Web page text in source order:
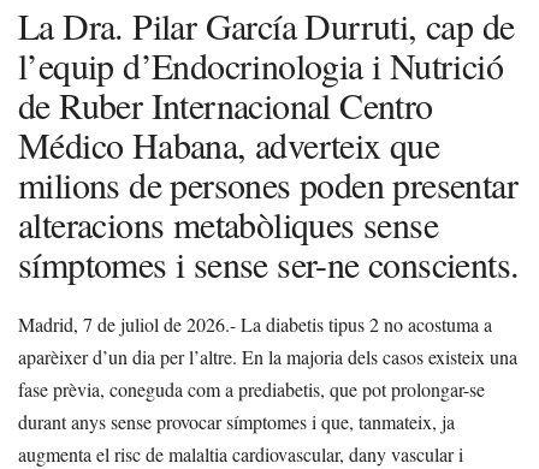
La Dra. Pilar García Durruti, cap de
l’equip d’Endocrinologia i Nutrició
de Ruber Internacional Centro
Médico Habana, adverteix que
milions de persones poden presentar
alteracions metabòliques sense
símptomes i sense ser-ne conscients.
Madrid, 7 de juliol de 2026.- La diabetis tipus 2 no acostuma a
aparèixer d’un dia per l’altre. En la majoria dels casos existeix una
fase prèvia, coneguda com a prediabetis, que pot prolongar-se
durant anys sense provocar símptomes i que, tanmateix, ja
augmenta el risc de malaltia cardiovascular, dany vascular i